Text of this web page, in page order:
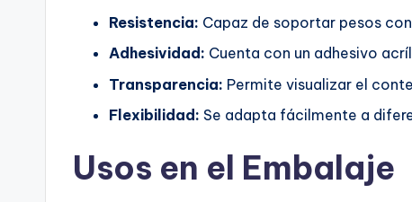
Resistencia: Capaz de soportar pesos
Adhesividad: Cuenta con un adhesivo
Transparencia: Permite visualizar el
Flexibilidad: Se adapta fácilmente a
Usos en el Embalaje